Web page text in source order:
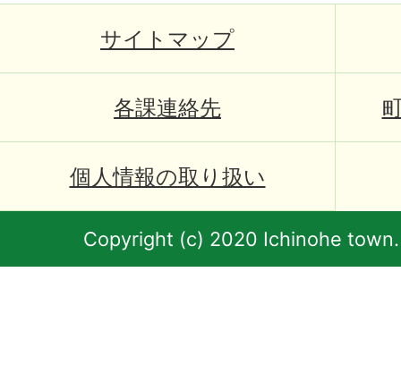
サイトマップ
各課連絡先
個人情報の取り扱い
Copyright (c) 2020 Ichinohe